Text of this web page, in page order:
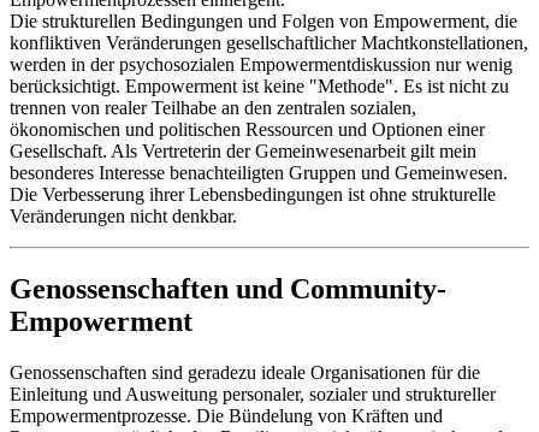
Die strukturellen Bedingungen und Folgen von Empowerment, die
konfliktiven Veränderungen gesellschaftlicher Machtkonstellationen,
werden in der psychosozialen Empowermentdiskussion nur wenig
berücksichtigt. Empowerment ist keine "Methode". Es ist nicht zu
trennen von realer Teilhabe an den zentralen sozialen,
ökonomischen und politischen Ressourcen und Optionen einer
Gesellschaft. Als Vertreterin der Gemeinwesenarbeit gilt mein
besonderes Interesse benachteiligten Gruppen und Gemeinwesen.
Die Verbesserung ihrer Lebensbedingungen ist ohne strukturelle
Veränderungen nicht denkbar.
Genossenschaften und Community-
Empowerment
Genossenschaften sind geradezu ideale Organisationen für die
Einleitung und Ausweitung personaler, sozialer und struktureller
Empowermentprozesse. Die Bündelung von Kräften und